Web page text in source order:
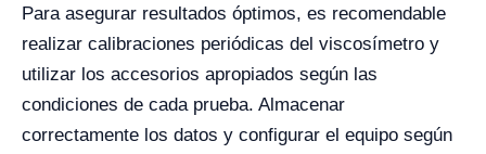
Para asegurar resultados óptimos, es recomendable
realizar calibraciones periódicas del viscosímetro y
utilizar los accesorios apropiados según las
condiciones de cada prueba. Almacenar
correctamente los datos y configurar el equipo según